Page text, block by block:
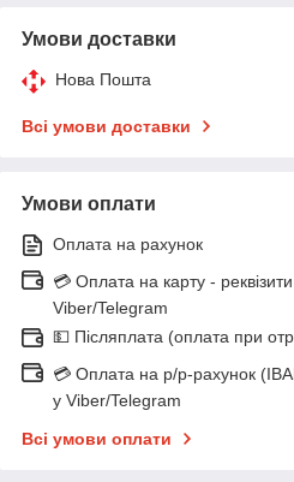
Умови доставки
Нова Пошта
Всі умови доставки
Умови оплати
Оплата на рахунок
💳 Оплата на карту -
Viber/Telegram
💵 Післяплата (оплата при
💳 Оплата на р/р-рахунок
у Viber/Telegram
Всі умови оплати